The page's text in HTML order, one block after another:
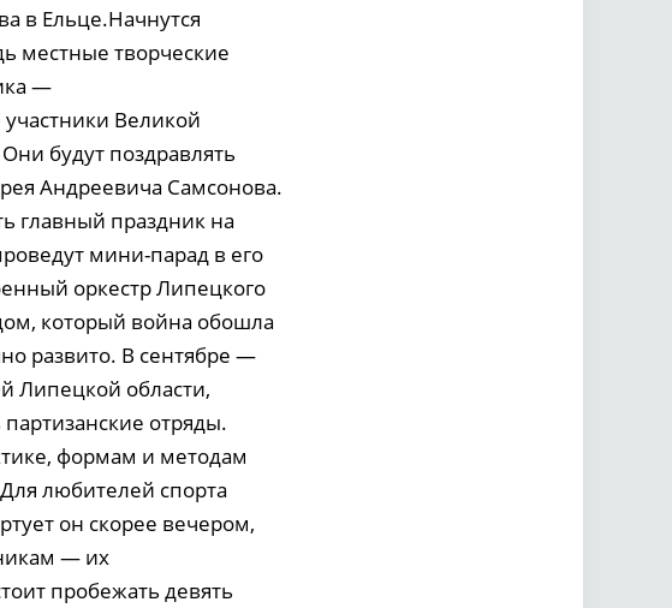
в Ельце.Начнутся
местные творческие
—
Великой
будут поздравлять
Андреевича Самсонова.
главный праздник на
мини-парад в его
оркестр Липецкого
который война обошла
развито. В сентябре —
Липецкой области,
партизанские отряды.
формам и методам
любителей спорта
он скорее вечером,
— их
пробежать девять